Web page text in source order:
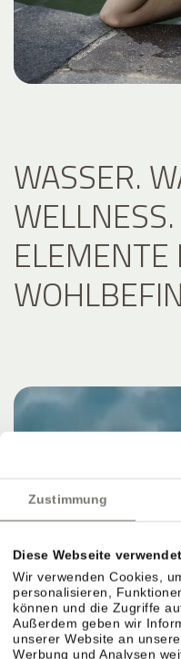
Zustimmung
Diese Webseite
Wir verwenden Cookies,
personalisieren,
können und die Zugriffe
Außerdem geben wir
unserer Website an
Werbung und Analysen
WASSER.
ELEMENTE